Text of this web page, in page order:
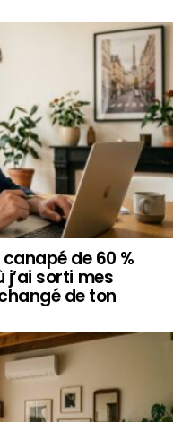
de 60 %
j’ai sorti mes
de ton